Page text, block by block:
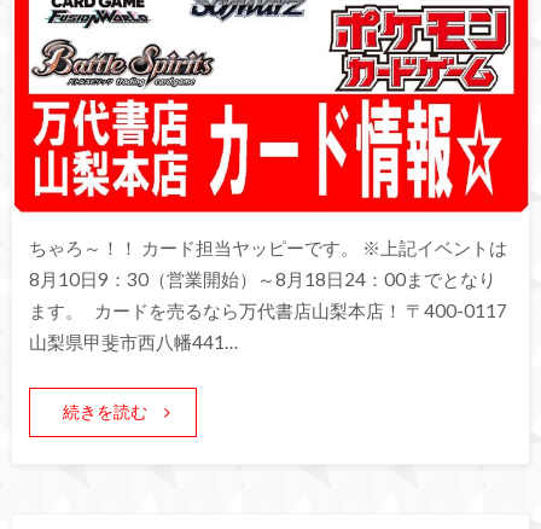
ちゃろ～！！ カード担当ヤッピーです。 ※上記イベントは
8月10日9：30（営業開始）～8月18日24：00までとなり
ます。 カードを売るなら万代書店山梨本店！ 〒400-0117
山梨県甲斐市西八幡441…
続きを読む